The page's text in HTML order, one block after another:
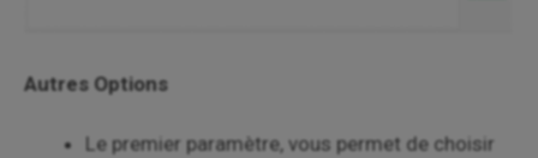
Autres Options
Le premier paramètre, vous permet de choisir